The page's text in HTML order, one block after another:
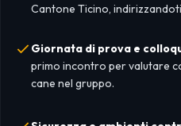
Cantone Ticino,
Giornata di prova e
primo incontro per valutare
cane nel gruppo.